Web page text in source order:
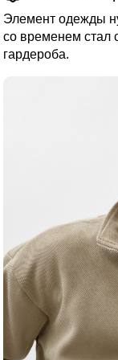
Элемент одежды
со временем стал
гардероба.